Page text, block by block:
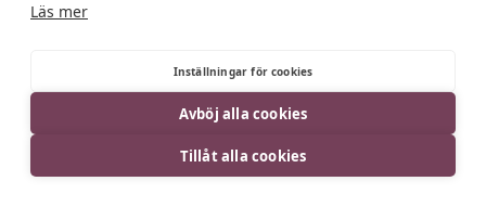
Läs mer
Inställningar för cookies
Avböj alla cookies
Tillåt alla cookies